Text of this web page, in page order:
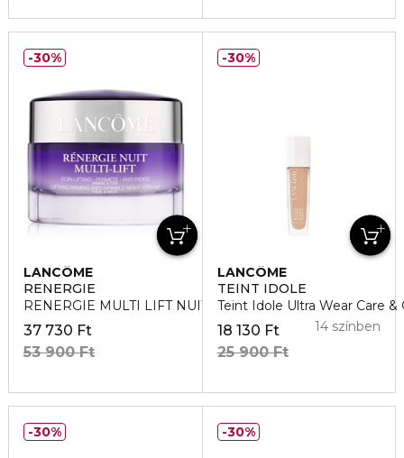
LANCÔME
RENERGIE
RENERGIE MULTI LIFT NUIT Éjszakai arckrém
37 730 Ft
53 900 Ft
30%
LANCÔME
TEINT IDOLE
Teint Idole Ultra Wear Care &
18 130 Ft
25 900 Ft
14 színben
30%
30% 30%